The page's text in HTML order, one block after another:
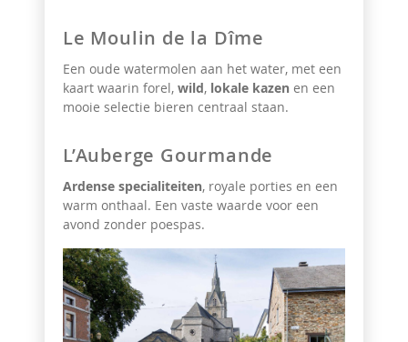
Le Moulin de la Dîme
Een oude watermolen aan het water, met een
kaart waarin forel, wild, lokale kazen en een
mooie selectie bieren centraal staan.
L’Auberge Gourmande
Ardense specialiteiten, royale porties en een
warm onthaal. Een vaste waarde voor een
avond zonder poespas.